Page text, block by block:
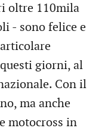
oltre 110mila
- sono felice e
giorni, al
Con il
ma anche
motocross in